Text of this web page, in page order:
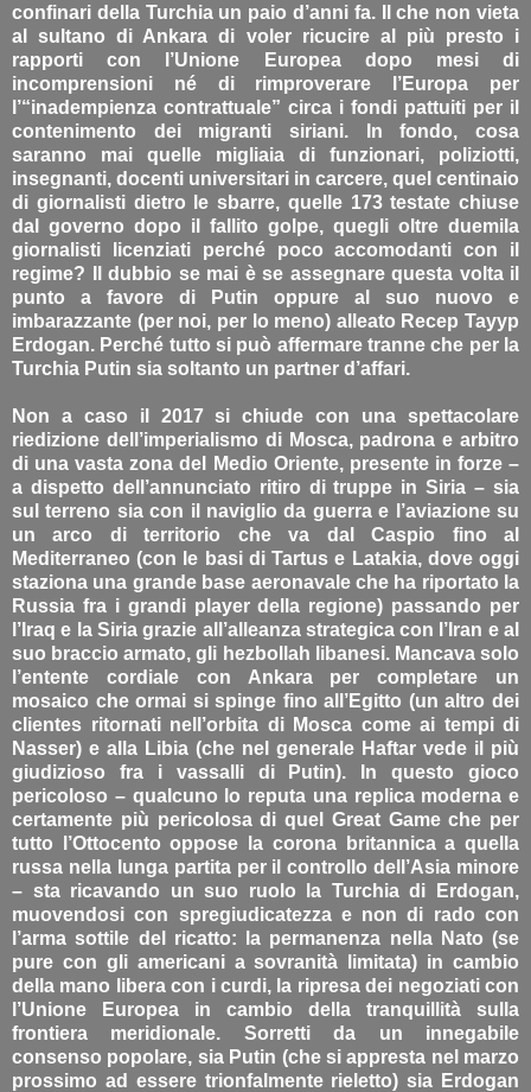
confinari della Turchia un paio d’anni fa. Il che non vieta
al sultano di Ankara di voler ricucire al più presto i
rapporti con l’Unione Europea dopo mesi di
incomprensioni né di rimproverare l’Europa per
l’“inadempienza contrattuale” circa i fondi pattuiti per il
contenimento dei migranti siriani. In fondo, cosa
saranno mai quelle migliaia di funzionari, poliziotti,
insegnanti, docenti universitari in carcere, quel centinaio
di giornalisti dietro le sbarre, quelle 173 testate chiuse
dal governo dopo il fallito golpe, quegli oltre duemila
giornalisti licenziati perché poco accomodanti con il
regime? Il dubbio se mai è se assegnare questa volta il
punto a favore di Putin oppure al suo nuovo e
imbarazzante (per noi, per lo meno) alleato Recep Tayyp
Erdogan. Perché tutto si può affermare tranne che per la
Turchia Putin sia soltanto un partner d’affari.
Non a caso il 2017 si chiude con una spettacolare
riedizione dell’imperialismo di Mosca, padrona e arbitro
di una vasta zona del Medio Oriente, presente in forze –
a dispetto dell’annunciato ritiro di truppe in Siria – sia
sul terreno sia con il naviglio da guerra e l’aviazione su
un arco di territorio che va dal Caspio fino al
Mediterraneo (con le basi di Tartus e Latakia, dove oggi
staziona una grande base aeronavale che ha riportato la
Russia fra i grandi player della regione) passando per
l’Iraq e la Siria grazie all’alleanza strategica con l’Iran e al
suo braccio armato, gli hezbollah libanesi. Mancava solo
l’entente cordiale con Ankara per completare un
mosaico che ormai si spinge fino all’Egitto (un altro dei
clientes ritornati nell’orbita di Mosca come ai tempi di
Nasser) e alla Libia (che nel generale Haftar vede il più
giudizioso fra i vassalli di Putin). In questo gioco
pericoloso – qualcuno lo reputa una replica moderna e
certamente più pericolosa di quel Great Game che per
tutto l’Ottocento oppose la corona britannica a quella
russa nella lunga partita per il controllo dell’Asia minore
– sta ricavando un suo ruolo la Turchia di Erdogan,
muovendosi con spregiudicatezza e non di rado con
l’arma sottile del ricatto: la permanenza nella Nato (se
pure con gli americani a sovranità limitata) in cambio
della mano libera con i curdi, la ripresa dei negoziati con
l’Unione Europea in cambio della tranquillità sulla
frontiera meridionale. Sorretti da un innegabile
consenso popolare, sia Putin (che si appresta nel marzo
prossimo ad essere trionfalmente rieletto) sia Erdogan